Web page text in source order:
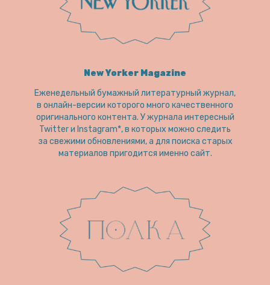
New Yorker Magazine
Еженедельный бумажный литературный журнал,
в онлайн-версии которого много качественного
оригинального контента. У журнала интересный
Twitter и Instagram*, в которых можно следить
за свежими обновлениями, а для поиска старых
материалов пригодится именно сайт.